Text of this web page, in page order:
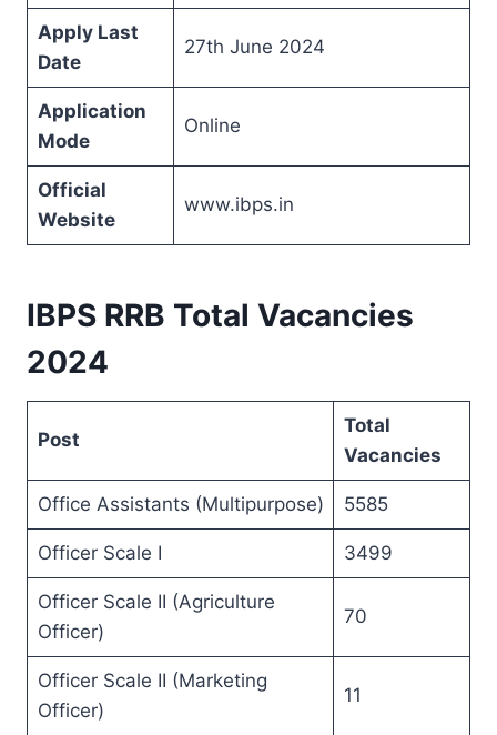
Apply Last
Date
27th June 2024
Application
Mode
Online
Official
Website
www.ibps.in
IBPS RRB Total Vacancies
2024
Post
Total
Vacancies
Office Assistants (Multipurpose) 5585
Officer Scale I 3499
Officer Scale II (Agriculture
Officer)
70
Officer Scale II (Marketing
Officer)
11